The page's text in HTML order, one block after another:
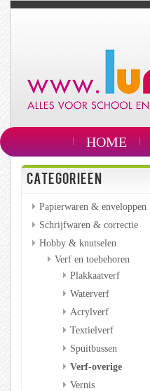
HOME
CATEGORIEEN
Papierwaren & enveloppen
Schrijfwaren & correctie
Hobby & knutselen
Verf en toebehoren
Plakkaatverf
Waterverf
Acrylverf
Textielverf
Spuitbussen
Verf-overige
Vernis